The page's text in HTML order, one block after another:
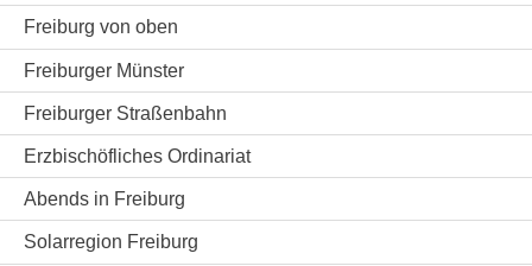
Freiburg von oben
Freiburger Münster
Freiburger Straßenbahn
Erzbischöfliches Ordinariat
Abends in Freiburg
Solarregion Freiburg